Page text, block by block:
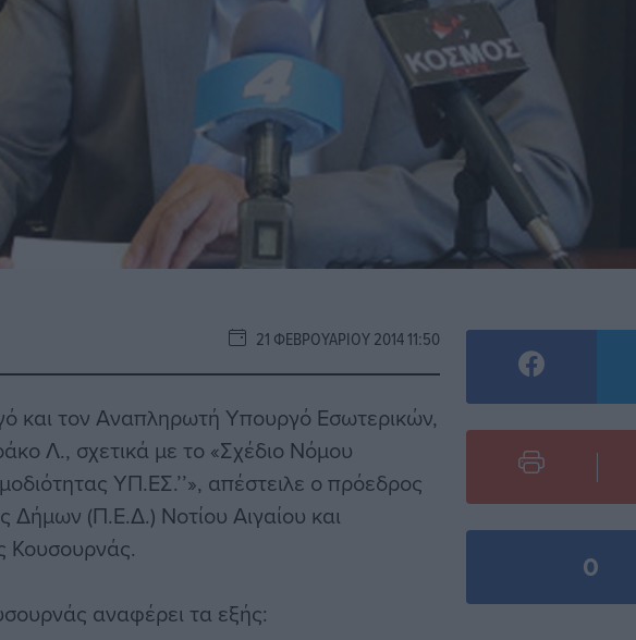
21 ΦΕΒΡΟΥΑΡΊΟΥ 2014 11:50
και τον Αναπληρωτή Υπουργό Εσωτερικών,
Λ., σχετικά με το «Σχέδιο Νόμου
ΥΠ.ΕΣ.’’», απέστειλε ο πρόεδρος
Δήμων (Π.Ε.Δ.) Νοτίου Αιγαίου και
Κουσουρνάς.
αναφέρει τα εξής:
0